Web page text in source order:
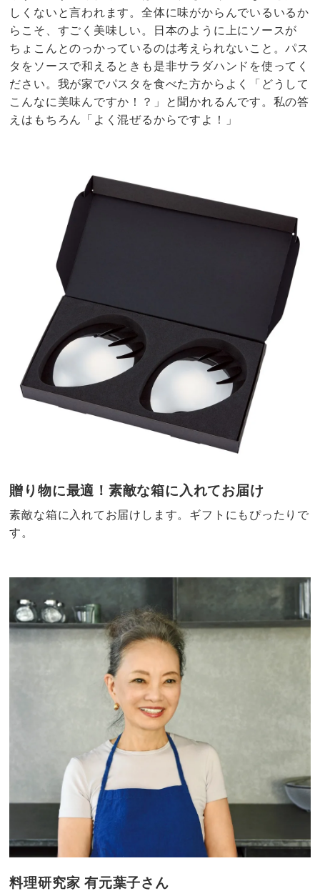
しくないと言われます。全体に味がからんでいるいるか
らこそ、すごく美味しい。日本のように上にソースが
ちょこんとのっかっているのは考えられないこと。パス
タをソースで和えるときも是非サラダハンドを使ってく
ださい。我が家でパスタを食べた方からよく「どうして
こんなに美味んですか！？」と聞かれるんです。私の答
えはもちろん「よく混ぜるからですよ！」
贈り物に最適！素敵な箱に入れてお届け
素敵な箱に入れてお届けします。ギフトにもぴったりで
す。
料理研究家 有元葉子さん